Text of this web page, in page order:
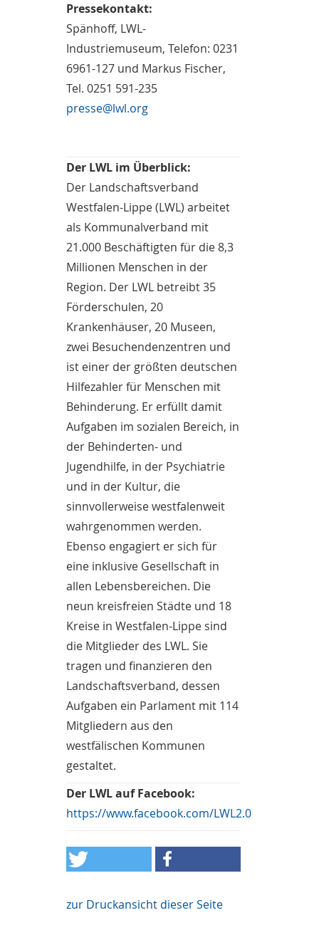
Pressekontakt:
Spänhoff, LWL-
Industriemuseum, Telefon: 0231
6961-127 und Markus Fischer,
Tel. 0251 591-235
presse@lwl.org
Der LWL im Überblick:
Der Landschaftsverband
Westfalen-Lippe (LWL) arbeitet
als Kommunalverband mit
21.000 Beschäftigten für die 8,3
Millionen Menschen in der
Region. Der LWL betreibt 35
Förderschulen, 20
Krankenhäuser, 20 Museen,
zwei Besuchendenzentren und
ist einer der größten deutschen
Hilfezahler für Menschen mit
Behinderung. Er erfüllt damit
Aufgaben im sozialen Bereich, in
der Behinderten- und
Jugendhilfe, in der Psychiatrie
und in der Kultur, die
sinnvollerweise westfalenweit
wahrgenommen werden.
Ebenso engagiert er sich für
eine inklusive Gesellschaft in
allen Lebensbereichen. Die
neun kreisfreien Städte und 18
Kreise in Westfalen-Lippe sind
die Mitglieder des LWL. Sie
tragen und finanzieren den
Landschaftsverband, dessen
Aufgaben ein Parlament mit 114
Mitgliedern aus den
westfälischen Kommunen
gestaltet.
Der LWL auf Facebook:
https://www.facebook.com/LWL2.0
zur Druckansicht dieser Seite